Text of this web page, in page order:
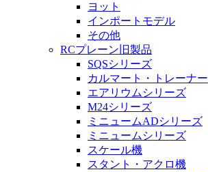
ヨット
インポートモデル
その他
RCプレーン旧製品
SQSシリーズ
カルマート・トレーナー
エアリウムシリーズ
M24シリーズ
ミニュームADシリーズ
ミニュームシリーズ
スケール機
スタント・アクロ機